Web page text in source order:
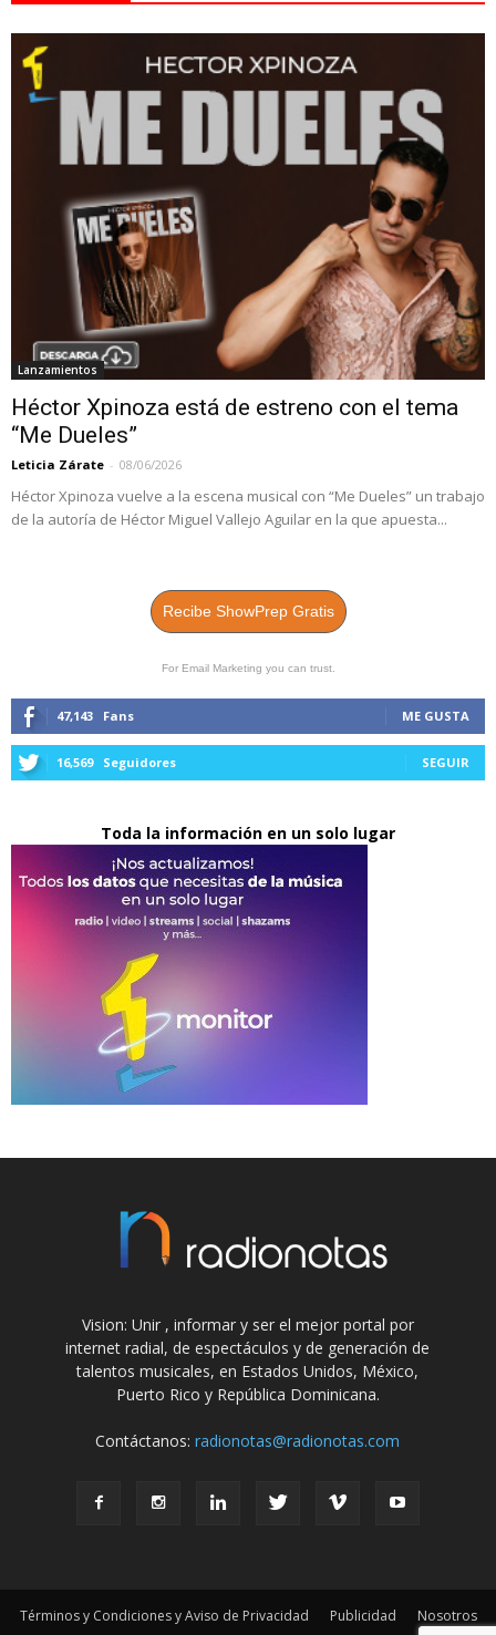
Lanzamientos
Héctor Xpinoza está de estreno con el tema
“Me Dueles”
Leticia Zárate - 08/06/2026
Héctor Xpinoza vuelve a la escena musical con “Me Dueles” un trabajo
de la autoría de Héctor Miguel Vallejo Aguilar en la que apuesta...
Recibe ShowPrep Gratis
For Email Marketing you can trust.
47,143 Fans ME GUSTA
16,569 Seguidores SEGUIR
Toda la información en un solo lugar
Vision: Unir , informar y ser el mejor portal por
internet radial, de espectáculos y de generación de
talentos musicales, en Estados Unidos, México,
Puerto Rico y República Dominicana.
Contáctanos:radionotas@radionotas.com
Términos y Condiciones y Aviso de Privacidad Publicidad Nosotros